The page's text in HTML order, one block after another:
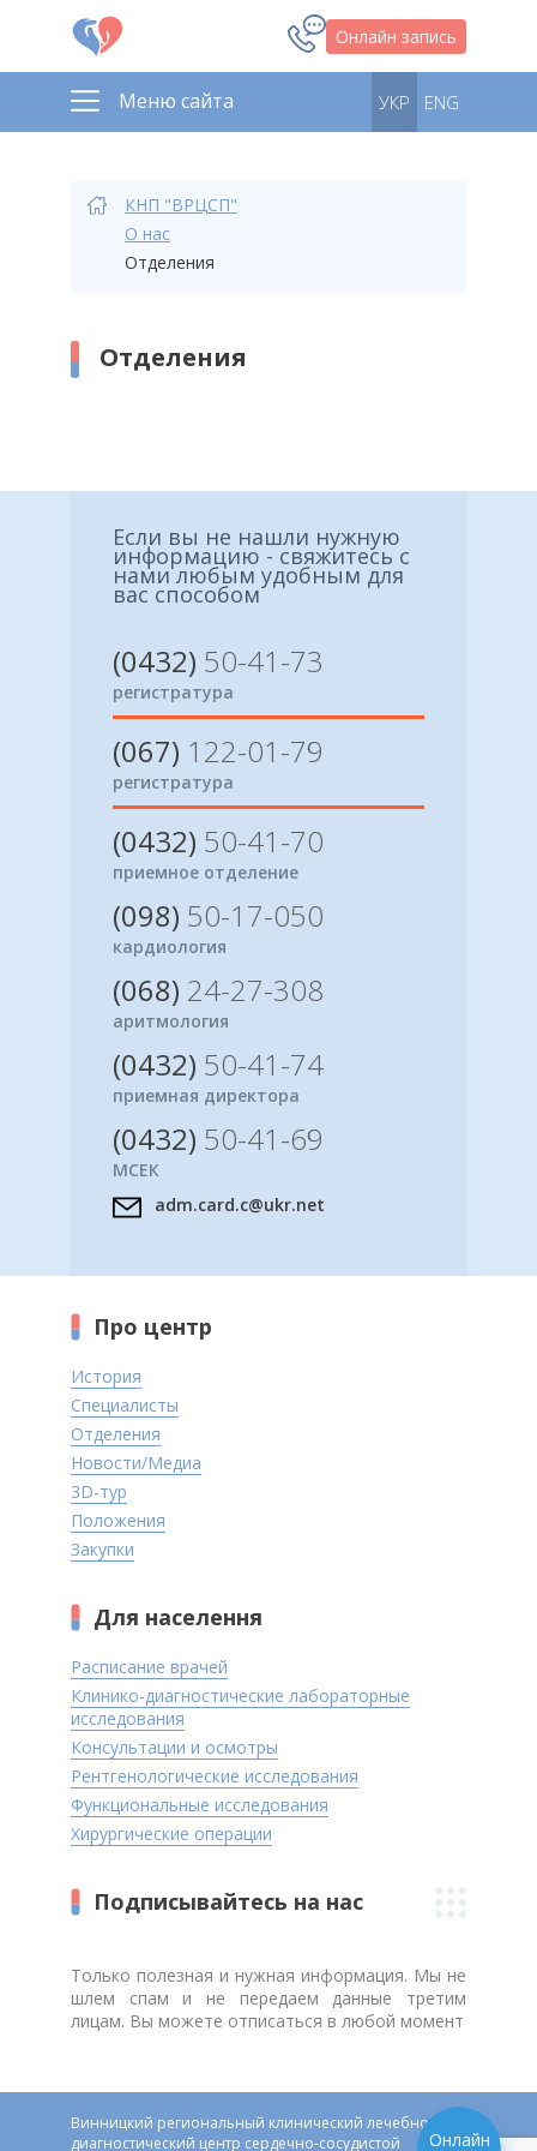
Онлайн запись
Меню сайта УКР ENG
КНП "ВРЦСП"
О нас
Отделения
Отделения
Если вы не нашли нужную
информацию - свяжитесь с
нами любым удобным для
вас способом
(0432) 50-41-73
регистратура
(067) 122-01-79
регистратура
(0432) 50-41-70
приемное отделение
(098) 50-17-050
кардиология
(068) 24-27-308
аритмология
(0432) 50-41-74
приемная директора
(0432) 50-41-69
МСЕК
adm.card.c@ukr.net
Про центр
История
Специалисты
Отделения
Новости/Медиа
3D-тур
Положения
Закупки
Для населення
Расписание врачей
Клинико-диагностические лабораторные
исследования
Консультации и осмотры
Рентгенологические исследования
Функциональные исследования
Хирургические операции
Подписывайтесь на нас
Только полезная и нужная информация. Мы не
шлем спам и не передаем данные третим
лицам. Вы можете отписаться в любой момент
Винницкий региональный клинический лечебно-
диагностический центр сердечно-сосудистой
Онлайн